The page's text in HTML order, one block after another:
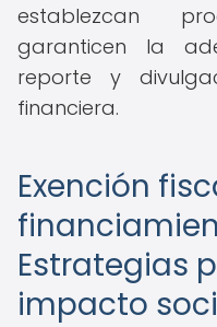
establezcan
garanticen la
reporte y
financiera.
Exención
Estrategias
impacto